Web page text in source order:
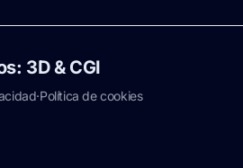
3D & CGI
·Política de cookies